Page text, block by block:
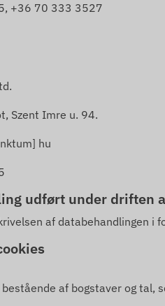
+36 70 333 3527
Szent Imre u. 94.
hu
udført under driften
af databehandlingen i
af bogstaver og